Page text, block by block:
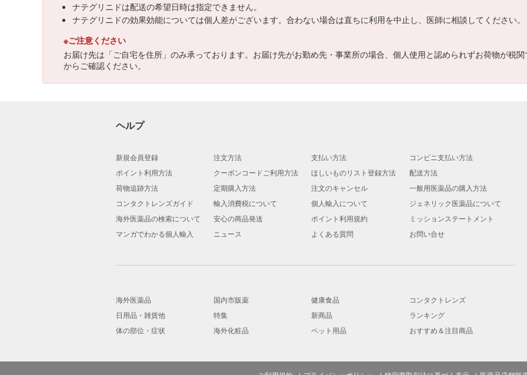
ナテグリニドは配送の希望日時は指定できません。
ナテグリニドの効果効能については個人差がございます。合わない場合は直ちに利用を中止し、医師に相談してください。
※ご注意ください
お届け先は「ご自宅を住所」のみ承っております。お届け先がお勤め先・事業所の場合、個人使用と認められずお荷物が税
からご確認ください。
ヘルプ
新規会員登録 注文方法 支払い方法
コンビニ支払い方法
ポイント利用方法
クーポンコードご利用方法 ほしいものリスト登録方法
配送方法
荷物追跡方法
定期購入方法 注文のキャンセル
一般用医薬品の購入方法
コンタクトレンズガイド
輸入消費税について 個人輸入について
ジェネリック医薬品について
海外医薬品の検索について
安心の商品発送 ポイント利用規約
ミッションステートメント
マンガでわかる個人輸入
ニュース よくある質問 お問い合せ
海外医薬品 国内市販薬 健康食品
コンタクトレンズ
日用品・雑貨他
特集 新商品
ランキング
体の部位・症状
海外化粧品 ペット用品 おすすめ＆注目商品